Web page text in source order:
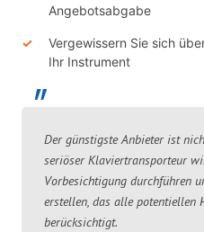
Angebotsabgabe
Vergewissern Sie sich
Ihr Instrument
Der günstigste Anbieter ist
seriöser Klaviertransporteur
Vorbesichtigung durchführen
erstellen, das alle potentiellen
berücksichtigt.